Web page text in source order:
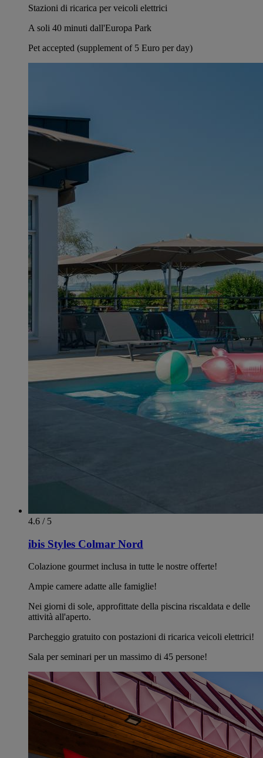
Stazioni di ricarica per veicoli elettrici
A soli 40 minuti dall'Europa Park
Pet accepted (supplement of 5 Euro per day)
4.6 / 5
ibis Styles Colmar Nord
Colazione gourmet inclusa in tutte le nostre offerte!
Ampie camere adatte alle famiglie!
Nei giorni di sole, approfittate della piscina riscaldata e delle
attività all'aperto.
Parcheggio gratuito con postazioni di ricarica veicoli elettrici!
Sala per seminari per un massimo di 45 persone!